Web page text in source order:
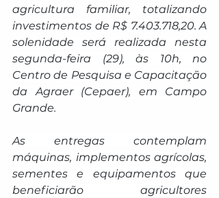
agricultura familiar, totalizando
investimentos de R$ 7.403.718,20. A
solenidade será realizada nesta
segunda-feira (29), às 10h, no
Centro de Pesquisa e Capacitação
da Agraer (Cepaer), em Campo
Grande.
As entregas contemplam
máquinas, implementos agrícolas,
sementes e equipamentos que
beneficiarão agricultores